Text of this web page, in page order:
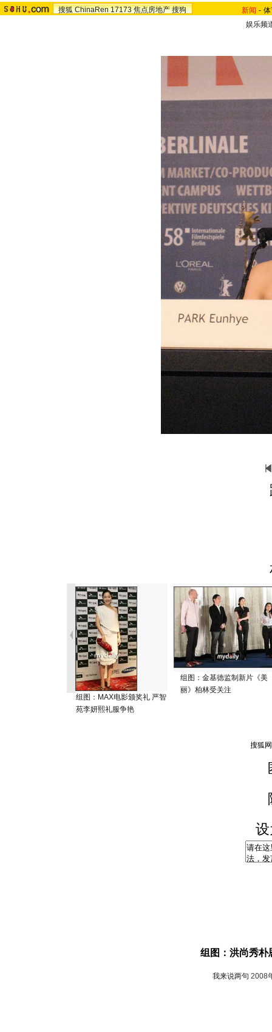
搜狐 ChinaRen 17173 焦点房地产 搜狗 新闻 -
娱乐频
组图：MAX电影颁奖礼 严智
苑李妍熙礼服争艳
组图：金基德监制新片《美
丽》柏林受关注
组图：洪尚秀朴
我来说两句 2008